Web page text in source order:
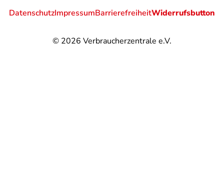
© 2026 Verbraucherzentrale e.V.
DatenschutzImpressumBarrierefreiheitWiderrufsbutton